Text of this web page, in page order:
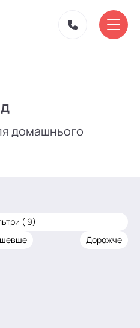
домашнього
Фільтри ( 9)
Дорожче